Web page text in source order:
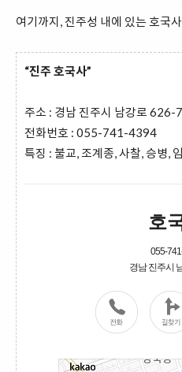
여기까지, 진주성 내에 있는 호국
“진주 호국사”
주소 : 경남 진주시 남강로 626-
전화번호 : 055-741-4394
특징 : 불교, 조계종, 사찰, 승병,